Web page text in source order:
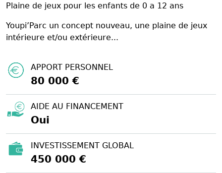
Plaine de jeux pour les enfants de 0 a 12 ans
Youpi’Parc un concept nouveau, une plaine de jeux
intérieure et/ou extérieure...
APPORT PERSONNEL
80 000 €
AIDE AU FINANCEMENT
Oui
INVESTISSEMENT GLOBAL
450 000 €